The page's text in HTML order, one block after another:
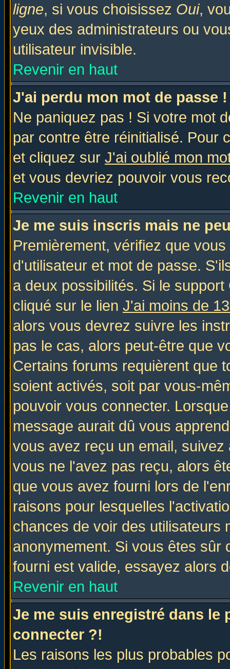
ligne, si vous choisissez Oui,
yeux des administrateurs ou
utilisateur invisible.
Revenir en haut
J'ai perdu mon mot de passe !
Ne paniquez pas ! Si votre mot
par contre être réinitialisé. Pour
et cliquez sur J'ai oublié mon
et vous devriez pouvoir vous
Revenir en haut
Je me suis inscris mais ne
Premièrement, vérifiez que
d'utilisateur et mot de passe.
a deux possibilités. Si le
cliqué sur le lien J'ai moins de
alors vous devrez suivre les
pas le cas, alors peut-être que
Certains forums requièrent que
soient activés, soit par vous-
pouvoir vous connecter.
message aurait dû vous
vous avez reçu un email,
vous ne l'avez pas reçu, alors
que vous avez fourni lors de
raisons pour lesquelles
chances de voir des utilisateurs
anonymement. Si vous êtes sûr
fourni est valide, essayez alors
Revenir en haut
Je me suis enregistré dans le
connecter ?!
Les raisons les plus probables